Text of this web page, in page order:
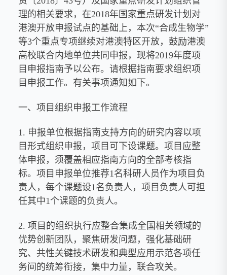
理的相关要求，在2018年国家重点研发计划对
港澳开放申报试点的基础上，本次“合成生物学”
等3个重点专项继续对港澳特区开放，鼓励港澳
高校联合内地单位共同申报，现将2019年度项
目申报指南予以公布。请根据指南要求组织项
目申报工作。有关事项通知如下。
一、项目组织申报工作流程
1. 申报单位根据指南支持方向的研究内容以项
目形式组织申报，项目可下设课题。项目应整
体申报，须覆盖相应指南方向的全部考核指
标。项目申报单位推荐1名科研人员作为项目负
责人，每个课题设1名负责人，项目负责人可担
任其中1个课题的负责人。
2. 项目的组织执行应整合集成全国相关领域的
优势创新团队，聚焦研发问题，强化基础研
究、共性关键技术研发和典型应用示范各项任
务间的统筹衔接，集中力量，联合攻关。